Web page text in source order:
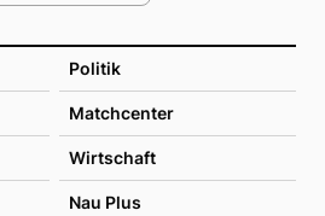
Politik
Matchcenter
Wirtschaft
Nau Plus